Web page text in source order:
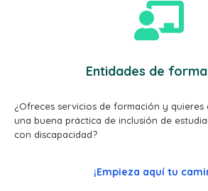
Entidades de
¿Ofreces servicios de formación y quieres
una buena práctica de inclusión de
con discapacidad?
¡Empieza aquí tu